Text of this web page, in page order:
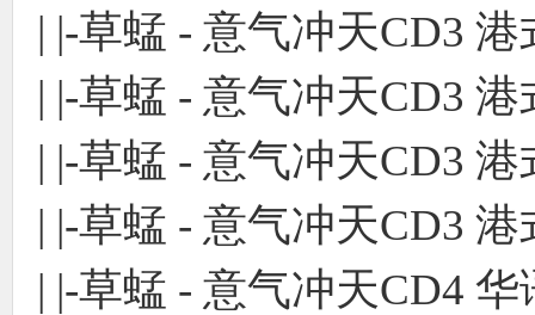
| |-草蜢 - 意气冲天CD3 港
| |-草蜢 - 意气冲天CD3
| |-草蜢 - 意气冲天CD3 港
| |-草蜢 - 意气冲天CD3
| |-草蜢 - 意气冲天CD4 华